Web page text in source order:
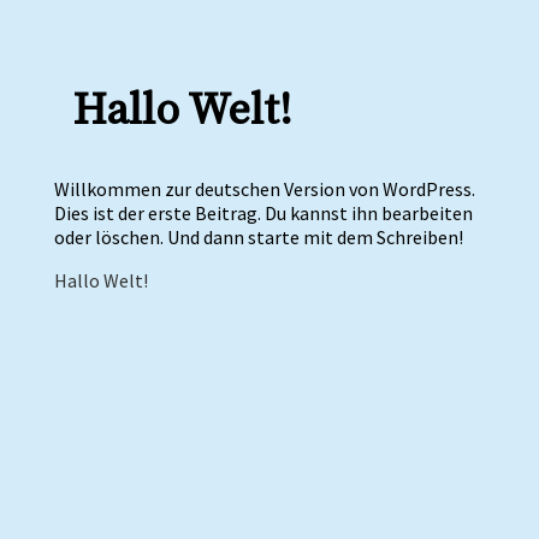
Hallo Welt!
Willkommen zur deutschen Version von WordPress.
Dies ist der erste Beitrag. Du kannst ihn bearbeiten
oder löschen. Und dann starte mit dem Schreiben!
Beitragsnavigation
Hallo Welt!